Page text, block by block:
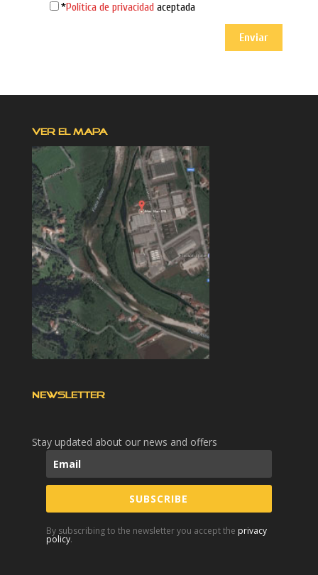
*Política de privacidad aceptada
VER EL MAPA
NEWSLETTER
Stay updated about our news and offers
SUBSCRIBE
By subscribing to the newsletter you accept the privacy
policy.